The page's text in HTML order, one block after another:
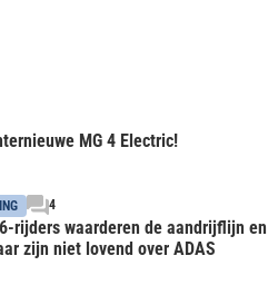
MG 4 Electric!
4
rijders waarderen de aandrijflijn en
zijn niet lovend over ADAS